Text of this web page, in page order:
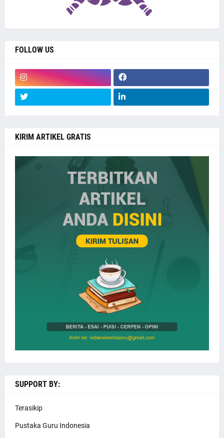
FOLLOW US
KIRIM ARTIKEL GRATIS
SUPPORT BY:
Terasikip
Pustaka Guru Indonesia